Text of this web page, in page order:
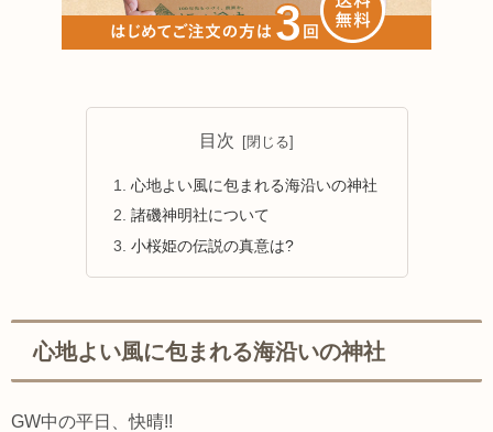
目次
心地よい風に包まれる海沿いの神社
諸磯神明社について
小桜姫の伝説の真意は?
心地よい風に包まれる海沿いの神社
GW中の平日、快晴!!